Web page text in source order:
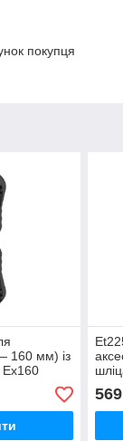
покупця
160 мм) із
FASTen
569